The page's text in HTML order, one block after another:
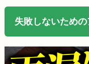
失敗しないため